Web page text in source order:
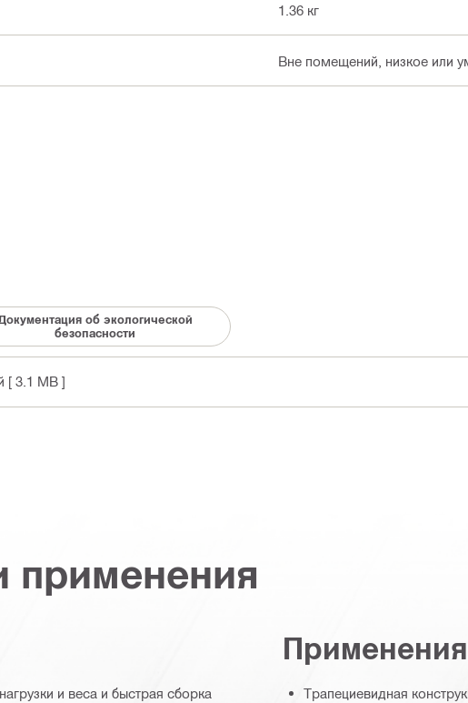
1.36 кг
Вне помещений, низкое или
об экологической
безопасности
[ 3.1 MB ]
применения
и веса и быстрая сборка
Применения
Трапециевидная